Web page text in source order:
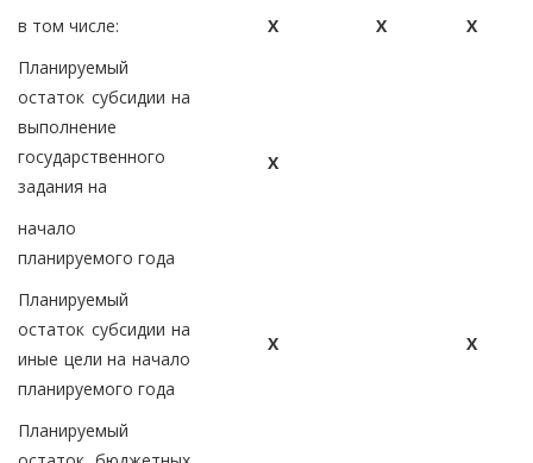
в том числе: X X
X
Планируемый
остаток субсидии на
выполнение
государственного
задания на
начало
планируемого года
X
Планируемый
остаток субсидии на
иные цели на начало
планируемого года
X X
Планируемый